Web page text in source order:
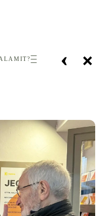
‹ ×